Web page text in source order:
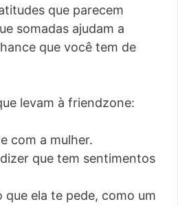
que parecem
somadas ajudam a
que você tem de
levam à friendzone:
com a mulher.
que tem sentimentos
que ela te pede, como um